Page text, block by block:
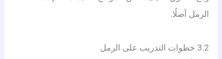
الرمل أصلًا.
3.2 خطوات التدريب على الرمل